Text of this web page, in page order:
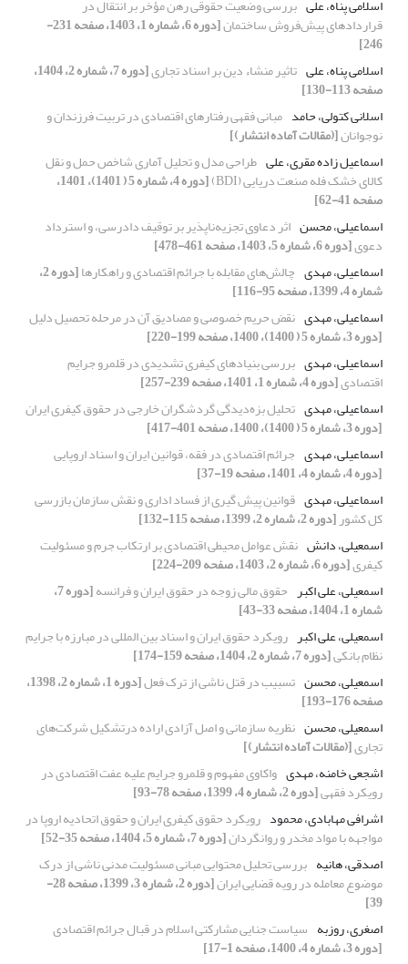
اسلامی پناه، علی بررسی وضعیت حقوقی رهن مؤخر بر انتقال در
قراردادهای پیش‌فروش ساختمان [دوره 6، شماره 1، 1403، صفحه 231-
246]
اسلامی پناه، علی تاثیر منشاء دین بر اسناد تجاری [دوره 7، شماره 2، 1404،
صفحه 113-130]
اسلانی کتولی، حامد مبانی فقهی رفتارهای اقتصادی در تربیت فرزندان و
نوجوانان[(مقالات آماده انتشار)]
اسماعیل زاده مقری، علی طراحی مدل و تحلیل آماری شاخص حمل و نقل
کالای خشک فله صنعت دریایی (BDI) [دوره 4، شماره 5 ( 1401)، 1401،
صفحه 41-62]
اسماعیلی، محسن اثر دعاوی تجزیه‌ناپذیر بر توقیف دادرسی، و استرداد
دعوی[دوره 6، شماره 5، 1403، صفحه 461-478]
اسماعیلی، مهدی چالش‌های مقابله با جرائم اقتصادی و راهکارها [دوره 2،
شماره 4، 1399، صفحه 95-116]
اسماعیلی، مهدی نقض حریم خصوصی و مصادیق آن در مرحله تحصیل دلیل
[دوره 3، شماره 5 ( 1400)، 1400، صفحه 199-220]
اسماعیلی، مهدی بررسی بنیادهای کیفری تشدیدی در قلمرو جرایم
اقتصادی[دوره 4، شماره 1، 1401، صفحه 239-257]
اسماعیلی، مهدی تحلیل بزه‌دیدگی گردشگران خارجی در حقوق کیفری ایران
[دوره 3، شماره 5 ( 1400)، 1400، صفحه 401-417]
اسماعیلی، مهدی جرائم اقتصادی در فقه، قوانین ایران و اسناد اروپایی
[دوره 4، شماره 4، 1401، صفحه 19-37]
اسماعیلی، مهدی قوانین پیش گیری از فساد اداری و نقش سازمان بازرسی
کل کشور[دوره 2، شماره 2، 1399، صفحه 115-132]
اسمعیلی، دانش نقش عوامل محیطی اقتصادی بر ارتکاب جرم و مسئولیت
کیفری[دوره 6، شماره 2، 1403، صفحه 209-224]
اسمعیلی، علی ‏اکبر حقوق مالی زوجه در حقوق ایران و فرانسه [دوره 7،
شماره 1، 1404، صفحه 33-43]
اسمعیلی، علی اکبر رویکرد حقوق ایران و اسناد بین المللی در مبارزه با جرایم
نظام بانکی[دوره 7، شماره 2، 1404، صفحه 159-174]
اسمعیلی، محسن تسبیب در قتل ناشی از ترک فعل [دوره 1، شماره 2، 1398،
صفحه 176-193]
اسمعیلی، محسن نظریه سازمانی و اصل آزادی اراده درتشکیل شرکت‌های
تجاری[(مقالات آماده انتشار)]
اشجعی خامنه، مهدی واکاوی مفهوم و قلمرو جرایم علیه عفت اقتصادی در
رویکرد فقهی[دوره 2، شماره 4، 1399، صفحه 78-93]
اشرافی مهابادی، محمود رویکرد حقوق کیفری ایران و حقوق اتحادیه اروپا در
مواجهه با مواد مخدر و روانگردان[دوره 7، شماره 5، 1404، صفحه 35-52]
اصدقی، هانیه بررسی تحلیل محتوایی مبانی مسئولیت مدنی ناشی از درک
موضوع معامله در رویه قضایی ایران [دوره 2، شماره 3، 1399، صفحه 28-
39]
اصغری، روزبه سیاست جنایی مشارکتی اسلام در قبال جرائم اقتصادی
[دوره 3، شماره 4، 1400، صفحه 1-17]